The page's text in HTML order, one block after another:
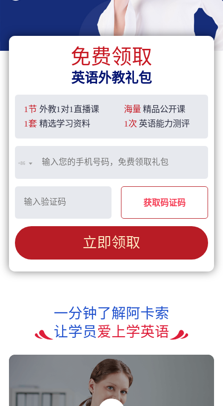
免费领取
英语外教礼包
1节 外教1对1直播课 海量 精品公开课
1套 精选学习资料 1次 英语能力测评
+86
获取码证码
立即领取
一分钟了解阿卡索
让学员爱上学英语